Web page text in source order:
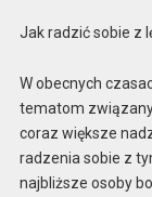
Jak radzić sobie z
W obecnych
tematom
coraz większe
radzenia sobie z
najbliższe osoby